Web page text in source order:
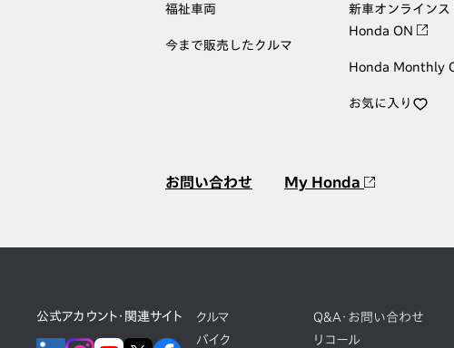
福祉車両
今まで販売したクルマ
新車オンラインス
Honda ON
Honda Monthly
お気に入り
お問い合わせ My Honda
公式アカウント・関連サイト
クルマ
バイク
Q&A・お問い合わせ
リコール